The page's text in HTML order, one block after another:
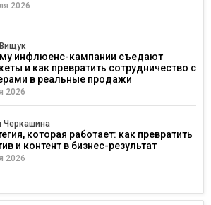
2026
инфлюенс-кампании съедают
и как превратить сотрудничество с
в реальные продажи
2026
Черкашина
которая работает: как превратить
и контент в бизнес-результат
2026